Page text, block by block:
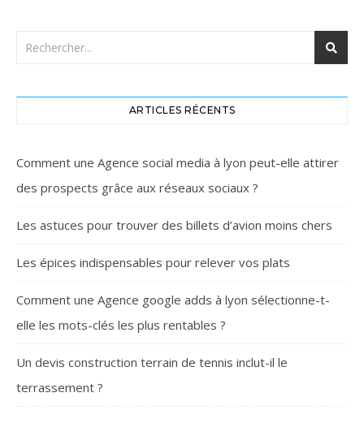
ARTICLES RÉCENTS
Comment une Agence social media à lyon peut-elle attirer
des prospects grâce aux réseaux sociaux ?
Les astuces pour trouver des billets d’avion moins chers
Les épices indispensables pour relever vos plats
Comment une Agence google adds à lyon sélectionne-t-
elle les mots-clés les plus rentables ?
Un devis construction terrain de tennis inclut-il le
terrassement ?